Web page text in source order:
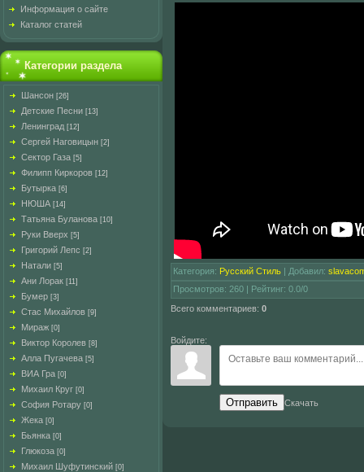
Информация о сайте
Каталог статей
Категории раздела
Шансон [26]
Детские Песни [13]
Ленинград [12]
Сергей Наговицын [2]
Сектор Газа [5]
Филипп Киркоров [12]
Бутырка [6]
НЮША [14]
Татьяна Буланова [10]
Руки Вверх [5]
Григорий Лепс [2]
Натали [5]
Ани Лорак [11]
Бумер [3]
Стас Михайлов [9]
Мираж [0]
Виктор Королев [8]
Алла Пугачева [5]
ВИА Гра [0]
Михаил Круг [0]
София Ротару [0]
Жека [0]
Бьянка [0]
Глюкоза [0]
Михаил Шуфутинский [0]
Категория: Русский Стиль | Добавил:
Просмотров: 260 | Рейтинг: 0.0/0
Всего комментариев: 0
Войдите:
Отправить Скачать